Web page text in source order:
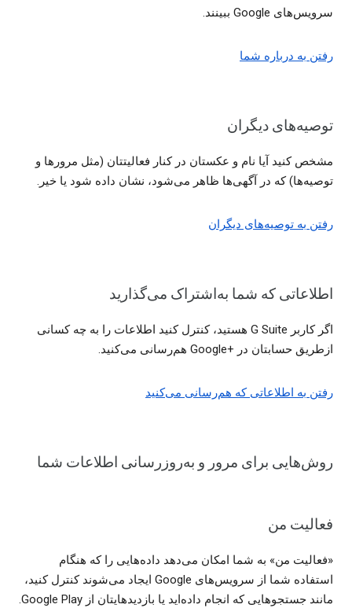
سرویس‌های Google ببینند.
رفتن به درباره شما
توصیه‌های دیگران
مشخص کنید آیا نام و عکستان در کنار فعالیتتان (مثل مرورها و
توصیه‌ها) که در آگهی‌ها ظاهر می‌شود، نشان داده شود یا خیر.
رفتن به توصیه‌های دیگران
اطلاعاتی که شما به‌اشتراک می‌گذارید
اگر کاربر G Suite هستید، کنترل کنید اطلاعات را به چه کسانی
ازطریق حسابتان در Google+‎ هم‌رسانی می‌کنید.
رفتن به اطلاعاتی که هم‌رسانی می‌کنید
روش‌هایی برای مرور و به‌روزرسانی اطلاعات شما
فعالیت من
«فعالیت من» به شما امکان می‌دهد داده‌هایی را که هنگام
استفاده شما از سرویس‌های Google ایجاد می‌شوند کنترل کنید،
مانند جستجوهایی که انجام داده‌اید یا بازدیدهایتان از Google Play.